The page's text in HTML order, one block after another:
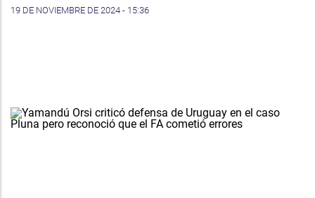
19 DE NOVIEMBRE DE 2024 - 15:36